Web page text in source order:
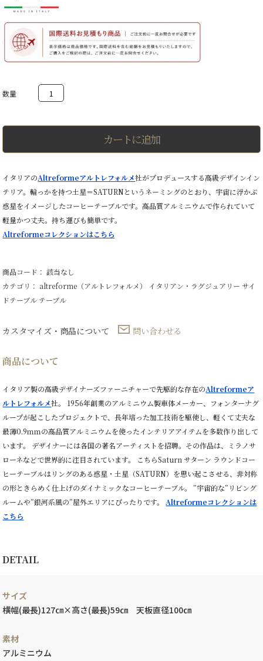
Saturn
タ
ン
ミ
ラ
ウ
ン
ド
ー
ヒ
ブ
ル
カートに追加
イタリアのAltreformeアルトレフォルメ社がプロデュースする高級デザインイン
テリア。輪っかを持つ土星＝SATURNというネーミングのとおり、宇宙に浮かぶ
惑星をイメージしたコーヒーテーブルです。高品質アルミニウムで作られていて
軽量かつ丈夫。持ち運びも簡単です。
Altreformeコレクションはこちら
商品コード： 該当なし
カテゴリ： altreforme（アルトレフォルメ） イタリアン・ラグジュアリー サイ
ドテーブル テーブル
カスタマイズ・商品について 問い合わせる
商品について
イタリア製の高級デザイナーズファーニチャーで先駆的な存在のAltreformeア
ルトレフォルメ社。 1956年創業のアルミニウム製車体メーカー、フォンターナグ
ループが起こしたプロジェクトで、長年培った加工技術を駆使し、軽くて丈夫な
最薄0.9ｍｍの高品質アルミニウムを使ったインテリアアイテムを多数作り出して
います。 デザイナーには各国の著名アーティストを招聘。その作品は、ミラノサ
ローネなどで世界的に注目されています。 こちらSaturn サターン ラウンドコー
ヒーテーブルはリングのある惑星・土星（SATURN）を思い起こさせる、非対称
の形ときらめく仕上げのダイナミックなコーヒーテーブル。 ”宇宙的な”リビング
ルームや”銀河系風の”屋外エリアにぴったりです。Altreformeコレクションは
こちら
DETAIL
サイズ
横幅(最長)127㎝×高さ(最長)59㎝ 天板直径100㎝
素材
アルミニウム